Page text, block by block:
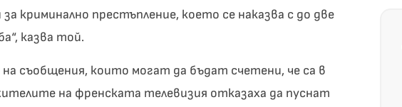
криминално престъпление, което се наказва с до две
казва той.
съобщения, които могат да бъдат счетени, че са в
на френската телевизия отказаха да пуснат